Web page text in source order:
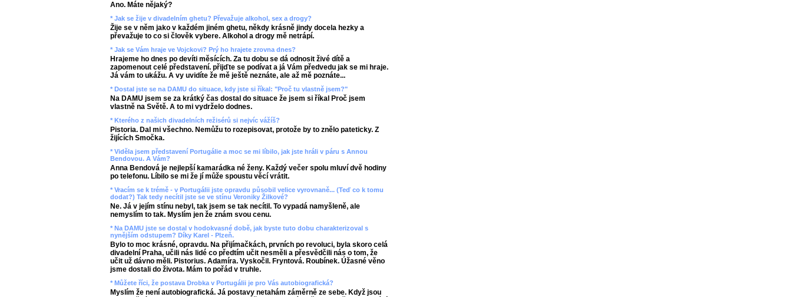
Ano. Máte nějaký?
* Jak se žije v divadelním ghetu? Převažuje alkohol, sex a drogy?
Žije se v něm jako v každém jiném ghetu, někdy krásně jindy docela hezky a
převažuje to co si člověk vybere. Alkohol a drogy mě netrápí.
* Jak se Vám hraje ve Vojckovi? Prý ho hrajete zrovna dnes?
Hrajeme ho dnes po devíti měsících. Za tu dobu se dá odnosit živé dítě a
zapomenout celé představení. přijďte se podívat a já Vám předvedu jak se mi hraje.
Já vám to ukážu. A vy uvidíte že mě ještě neznáte, ale až mě poznáte...
* Dostal jste se na DAMU do situace, kdy jste si říkal: "Proč tu vlastně jsem?"
Na DAMU jsem se za krátký čas dostal do situace že jsem si říkal Proč jsem
vlastně na Světě. A to mi vydrželo dodnes.
* Kterého z našich divadelních režisérů si nejvíc vážíš?
Pistoria. Dal mi všechno. Nemůžu to rozepisovat, protože by to znělo pateticky. Z
žijících Smočka.
* Viděla jsem představení Portugálie a moc se mi líbilo, jak jste hráli v páru s Annou
Bendovou. A Vám?
Anna Bendová je nejlepší kamarádka né ženy. Každý večer spolu mluví dvě hodiny
po telefonu. Líbilo se mi že jí může spoustu věcí vrátit.
* Vracím se k trémě - v Portugálii jste opravdu působil velice vyrovnaně... (Teď co k tomu
dodat?) Tak tedy necítil jste se ve stínu Veroniky Žilkové?
Ne. Já v jejím stínu nebyl, tak jsem se tak necítil. To vypadá namyšleně, ale
nemyslím to tak. Myslím jen že znám svou cenu.
* Na DAMU jste se dostal v hodokvasné době, jak byste tuto dobu charakterizoval s
nynějším odstupem? Díky Karel - Plzeň.
Bylo to moc krásné, opravdu. Na přijímačkách, prvních po revoluci, byla skoro celá
divadelní Praha, učili nás lidé co předtím učit nesměli a přesvědčili nás o tom, že
učit už dávno měli. Pistorius. Adamíra. Vyskočil. Fryntová. Roubínek. Úžasné věno
jsme dostali do života. Mám to pořád v truhle.
* Můžete říci, že postava Drobka v Portugálii je pro Vás autobiografická?
Myslím že není autobiografická. Já postavy netahám záměrně ze sebe. Když jsou